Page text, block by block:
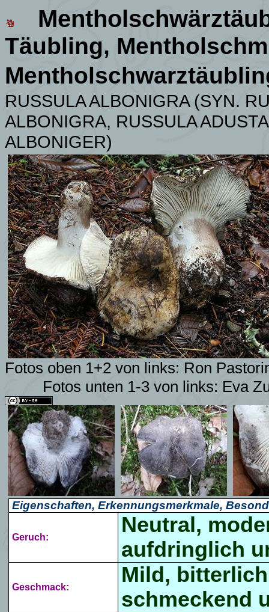
Täubling,
RUSSULA ALBONIGRA (SYN.
ALBONIGRA, RUSSULA
ALBONIGER)
Fotos oben 1+2 von links: Ron
Fotos unten 1-3 von links: Eva
Eigenschaften, Erkennungsmerkmale,
Geruch:
Neutral,
aufdringlich
Geschmack:
Mild,
schmeckend